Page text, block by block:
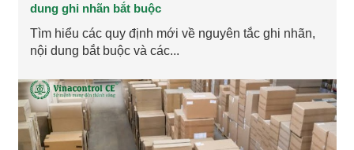
dung ghi nhãn bắt buộc
Tìm hiểu các quy định mới về nguyên tắc ghi nhãn,
nội dung bắt buộc và các...